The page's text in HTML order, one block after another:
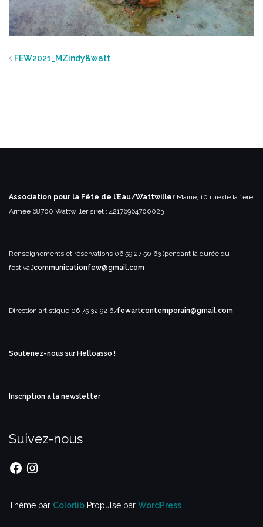
FEW2021_MZindy&watt
Association pour la Fête de l’Eau/Wattwiller Mairie, 10 rue de la 1ère
Armée 68700 Wattwillersiret : 42176964700023
Renseignements et réservations 06 59 27 50 63 (pendant la durée du
festival)communicationfew@gmail.com
Direction artistique 06 75 32 92 67fewartcontemporain@gmail.com
Soutenez-nous sur Helloasso !
Inscription à la newsletter
Suivez-nous
FacebookInstagram
Thème par Colorlib Propulsé par WordPress